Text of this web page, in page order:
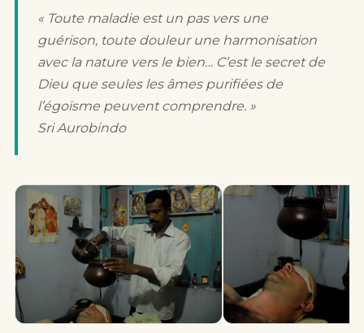
« Toute maladie est un pas vers une
guérison, toute douleur une harmonisation
avec la nature vers le bien… C’est le secret de
Dieu que seules les âmes purifiées de
l’égoïsme peuvent comprendre. »
Sri Aurobindo